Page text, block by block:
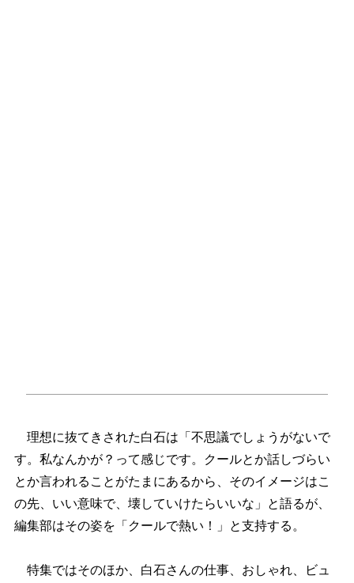
理想に抜てきされた白石は「不思議でしょうがないで
す。私なんかが？って感じです。クールとか話しづらい
とか言われることがたまにあるから、そのイメージはこ
の先、いい意味で、壊していけたらいいな」と語るが、
編集部はその姿を「クールで熱い！」と支持する。
特集ではそのほか、白石さんの仕事、おしゃれ、ビュ